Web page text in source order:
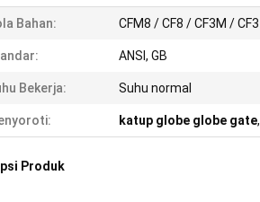
Bahan: CFM8 / CF8 / CF3M / CF3
ANSI, GB
Bekerja: Suhu normal
katup globe globe gate,
Produk